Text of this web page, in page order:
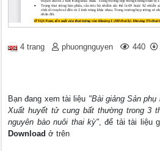
4 trang phuongnguyen 440
Bạn đang xem tài liệu "Bài giảng Sản phụ
Xuất huyết tử cung bất thường trong 3
nguyên bào nuôi thai kỳ", để tải tài liệu
Download ở trên